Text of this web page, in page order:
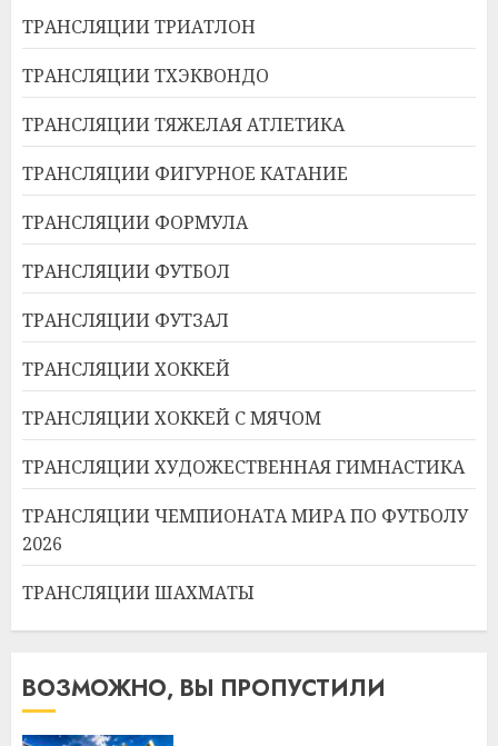
ТРАНСЛЯЦИИ ТРИАТЛОН
ТРАНСЛЯЦИИ ТХЭКВОНДО
ТРАНСЛЯЦИИ ТЯЖЕЛАЯ АТЛЕТИКА
ТРАНСЛЯЦИИ ФИГУРНОЕ КАТАНИЕ
ТРАНСЛЯЦИИ ФОРМУЛА
ТРАНСЛЯЦИИ ФУТБОЛ
ТРАНСЛЯЦИИ ФУТЗАЛ
ТРАНСЛЯЦИИ ХОККЕЙ
ТРАНСЛЯЦИИ ХОККЕЙ С МЯЧОМ
ТРАНСЛЯЦИИ ХУДОЖЕСТВЕННАЯ ГИМНАСТИКА
ТРАНСЛЯЦИИ ЧЕМПИОНАТА МИРА ПО ФУТБОЛУ
2026
ТРАНСЛЯЦИИ ШАХМАТЫ
ВОЗМОЖНО, ВЫ ПРОПУСТИЛИ